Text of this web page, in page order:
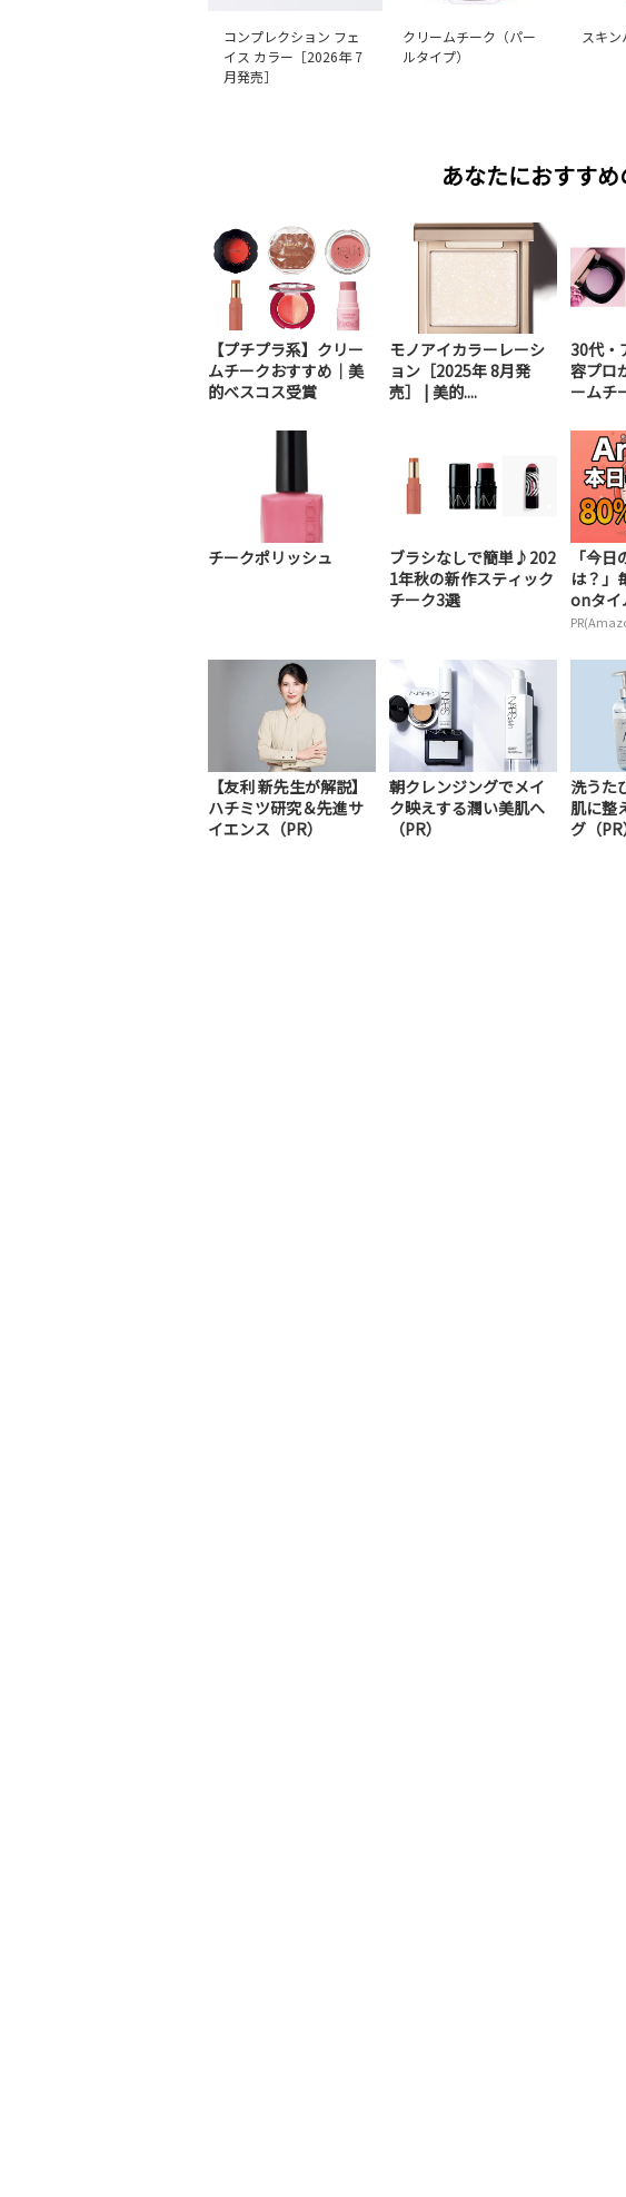
コンプレクション フェ
イス カラー［2026年 7
月発売］
クリームチーク（パー
ルタイプ）
スキ
あなたにおすす
【プチプラ系】クリー
ムチークおすすめ｜美
的べスコス受賞
モノアイカラーレーシ
ョン［2025年 8月発
売］ | 美的....
30代・
容プロ
ームチ
チークポリッシュ
ブラシなしで簡単♪202
1年秋の新作スティック
チーク3選
「今
は？」
onタイ
【友利 新先生が解説】
ハチミツ研究＆先進サ
イエンス（PR）
朝クレンジングでメイ
ク映えする潤い美肌へ
（PR）
洗うた
肌に整
グ（PR